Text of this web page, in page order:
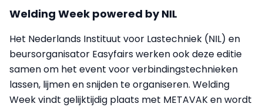
Welding Week powered by NIL
Het Nederlands Instituut voor Lastechniek (NIL) en
beursorganisator Easyfairs werken ook deze editie
samen om het event voor verbindingstechnieken
lassen, lijmen en snijden te organiseren. Welding
Week vindt gelijktijdig plaats met METAVAK en wordt